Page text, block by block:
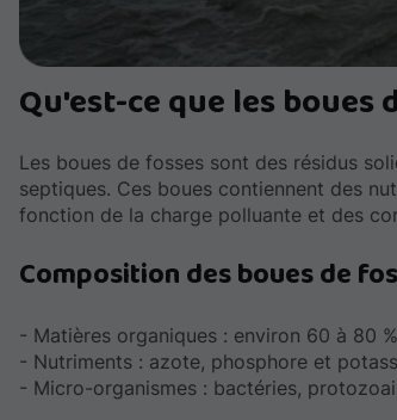
Qu'est-ce que les boues
Les boues de fosses sont des résidus
septiques. Ces boues contiennent des
fonction de la charge polluante et des
Composition des boues de
- Matières organiques : environ 60 à 80
- Nutriments : azote, phosphore et
- Micro-organismes : bactéries,